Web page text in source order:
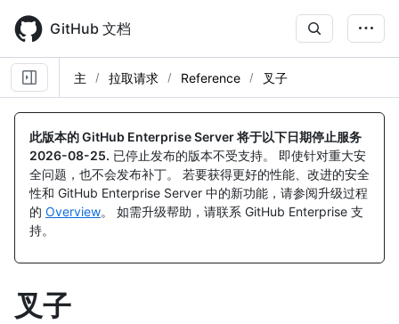
main
content
GitHub 文档
主 拉取请求 Reference 叉子
此版本的 GitHub Enterprise Server 将于以下日期停止服务
2026-08-25. 已停止发布的版本不受支持。 即使针对重大安
全问题，也不会发布补丁。 若要获得更好的性能、改进的安全
性和 GitHub Enterprise Server 中的新功能，请参阅升级过程
的 Overview。 如需升级帮助，请联系 GitHub Enterprise 支
持。
叉子